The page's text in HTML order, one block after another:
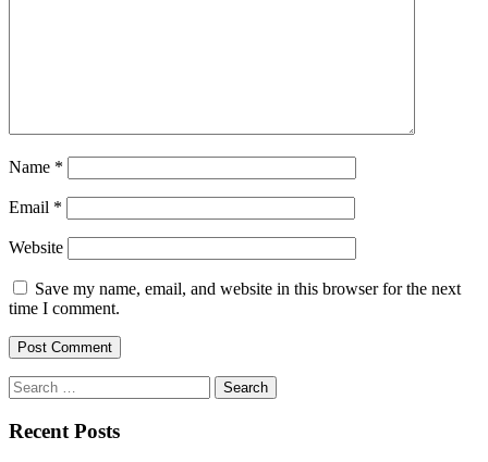
Name *
Email *
Website
Save my name, email, and website in this browser for the next
time I comment.
Search
for:
Recent Posts